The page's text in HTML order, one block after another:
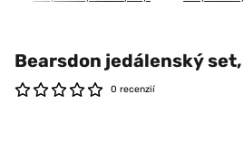
Bearsdon jedálenský
0 recenzií